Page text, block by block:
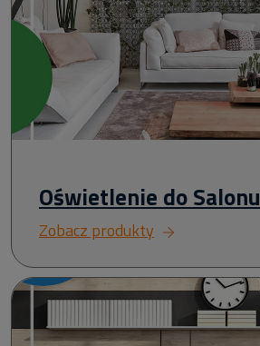
Oświetlenie do Salonu
Zobacz produkty